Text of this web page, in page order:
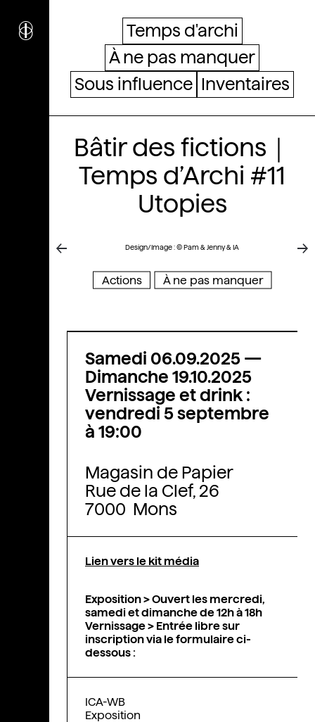
i culturel
rchitecture
Wallonie-Bruxelles
Temps d'archi
À ne pas manquer
Sous influence Inventaires
Bâtir des fictions｜
Temps d’Archi #11
Utopies
Design/Image : © Pam & Jenny & IA
Actions À ne pas manquer
Samedi 06.09.2025 —
Dimanche 19.10.2025
Vernissage et drink :
vendredi 5 septembre
à 19:00
Magasin de Papier
Rue de la Clef, 26
7000 Mons
Lien vers le kit média
Exposition >Ouvert les mercredi,
samedi et dimanche de 12h à 18h
Vernissage > Entrée libre sur
inscription via le formulaire ci-
dessous :
ICA-WB
Exposition